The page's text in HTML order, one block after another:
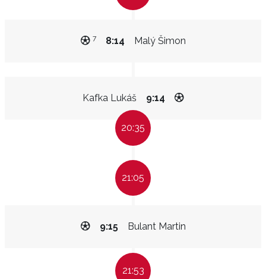
Malý Šimon
8:14
7
Kafka Lukáš 9:14
20:35
21:05
Bulant Martin
9:15
21:53